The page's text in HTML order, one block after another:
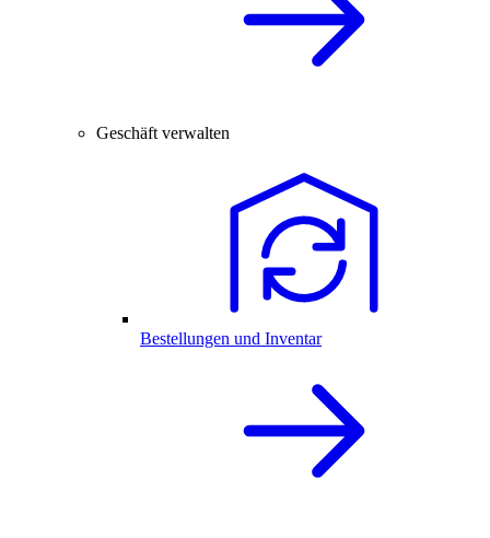
Geschäft verwalten
Bestellungen und Inventar